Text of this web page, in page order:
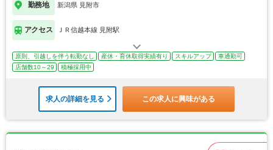
勤務地 新潟県 見附市
アクセス ＪＲ信越本線 見附駅
原則、引越しを伴う転勤なし 産休・育休取得実績有り スキルアップ
車通勤可
店舗数10～29
積極採用中
求人の詳細を見る この求人に興味がある